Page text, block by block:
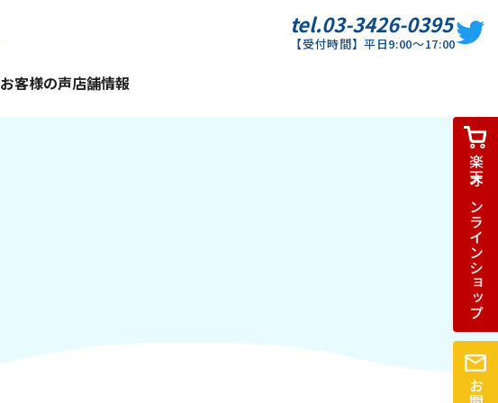
お客様の声店舗情報
tel.03-3426-0395
【受付時間】平日9:00～17:00
楽天オンラインショップ